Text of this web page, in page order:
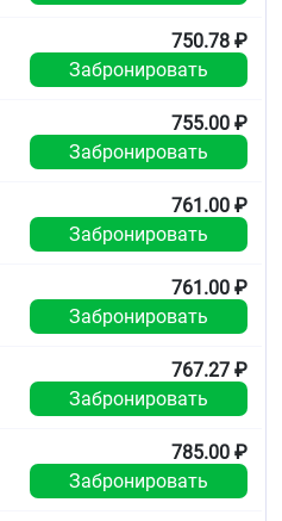
750.78 ₽
Забронировать
755.00 ₽
Забронировать
761.00 ₽
Забронировать
761.00 ₽
Забронировать
767.27 ₽
Забронировать
785.00 ₽
Забронировать